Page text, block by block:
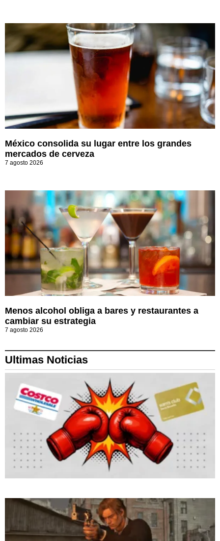
México consolida su lugar entre los grandes
mercados de cerveza
7 agosto 2026
Menos alcohol obliga a bares y restaurantes a
cambiar su estrategia
7 agosto 2026
Ultimas Noticias